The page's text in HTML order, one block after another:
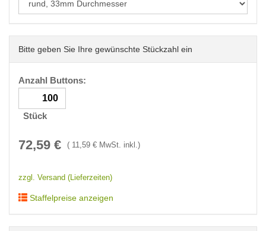
Bitte geben Sie Ihre gewünschte Stückzahl ein
Anzahl Buttons:
Stück
72,59 € ( 11,59 € MwSt. inkl.)
zzgl. Versand (Lieferzeiten)
Staffelpreise anzeigen